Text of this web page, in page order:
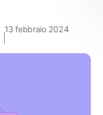
13 febbraio 2024